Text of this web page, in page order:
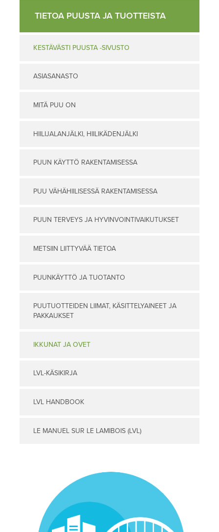
TIETOA PUUSTA JA TUOTTEISTA
KESTÄVÄSTI PUUSTA -SIVUSTO
ASIASANASTO
MITÄ PUU ON
HIILIJALANJÄLKI, HIILIKÄDENJÄLKI
PUUN KÄYTTÖ RAKENTAMISESSA
PUU VÄHÄHIILISESSÄ RAKENTAMISESSA
PUUN TERVEYS JA HYVINVOINTIVAIKUTUKSET
METSIIN LIITTYVÄÄ TIETOA
PUUNKÄYTTÖ JA TUOTANTO
PUUTUOTTEIDEN LIIMAT, KÄSITTELYAINEET JA
PAKKAUKSET
IKKUNAT JA OVET
LVL-KÄSIKIRJA
LVL HANDBOOK
LE MANUEL SUR LE LAMIBOIS (LVL)